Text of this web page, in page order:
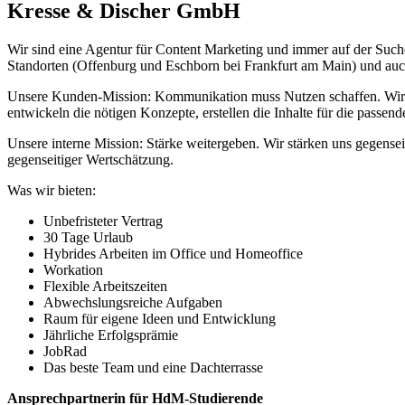
Kresse & Discher GmbH
Wir sind eine Agentur für Content Marketing und immer auf der
Standorten (Offenburg und Eschborn bei Frankfurt am Main) und
Unsere Kunden-Mission: Kommunikation muss Nutzen schaffen.
entwickeln die nötigen Konzepte, erstellen die Inhalte für die
Unsere interne Mission: Stärke weitergeben. Wir stärken uns
gegenseitiger Wertschätzung.
Was wir bieten:
Unbefristeter Vertrag
30 Tage Urlaub
Hybrides Arbeiten im Office und Homeoffice
Workation
Flexible Arbeitszeiten
Abwechslungsreiche Aufgaben
Raum für eigene Ideen und Entwicklung
Jährliche Erfolgsprämie
JobRad
Das beste Team und eine Dachterrasse
Ansprechpartnerin für HdM-Studierende